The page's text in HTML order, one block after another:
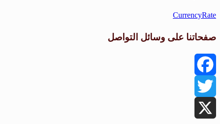
CurrencyRate
صفحاتنا على وسائل التواصل
Facebook
Twitter